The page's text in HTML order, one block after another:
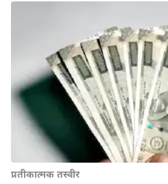
प्रतीकात्मक तस्वीर